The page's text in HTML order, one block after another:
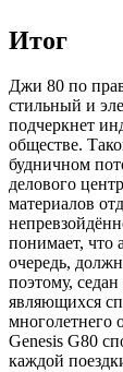
Итог
Джи 80 по
стильный и
подчеркнет
обществе.
будничном
делового
материалов
понимает, что
очередь,
поэтому,
являющихся
многолетнего
Genesis G80
каждой